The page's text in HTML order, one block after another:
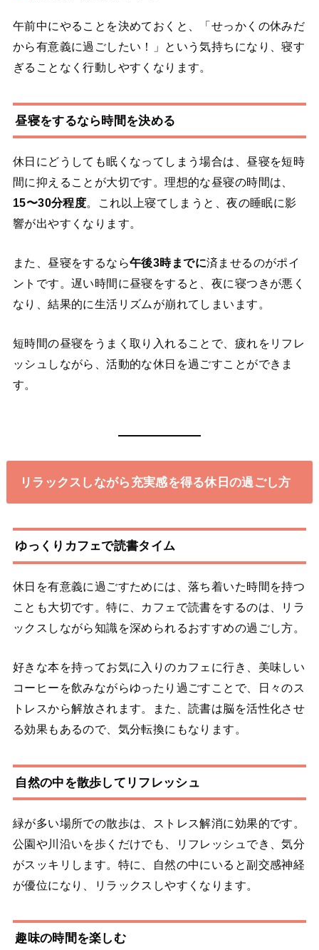
午前中にやることを決めておくと、「せっかくの休みだ
から有意義に過ごしたい！」という気持ちになり、寝す
ぎることなく行動しやすくなります。
昼寝をするなら時間を決める
休日にどうしても眠くなってしまう場合は、昼寝を短時
間に抑えることが大切です。理想的な昼寝の時間は、
15〜30分程度。これ以上寝てしまうと、夜の睡眠に影
響が出やすくなります。
また、昼寝をするなら午後3時までに済ませるのがポイ
ントです。遅い時間に昼寝をすると、夜に寝つきが悪く
なり、結果的に生活リズムが崩れてしまいます。
短時間の昼寝をうまく取り入れることで、疲れをリフレ
ッシュしながら、活動的な休日を過ごすことができま
す。
リラックスしながら充実感を得る休日の過ごし方
ゆっくりカフェで読書タイム
休日を有意義に過ごすためには、落ち着いた時間を持つ
ことも大切です。特に、カフェで読書をするのは、リラ
ックスしながら知識を深められるおすすめの過ごし方。
好きな本を持ってお気に入りのカフェに行き、美味しい
コーヒーを飲みながらゆったり過ごすことで、日々のス
トレスから解放されます。また、読書は脳を活性化させ
る効果もあるので、気分転換にもなります。
自然の中を散歩してリフレッシュ
緑が多い場所での散歩は、ストレス解消に効果的です。
公園や川沿いを歩くだけでも、リフレッシュでき、気分
がスッキリします。特に、自然の中にいると副交感神経
が優位になり、リラックスしやすくなります。
趣味の時間を楽しむ